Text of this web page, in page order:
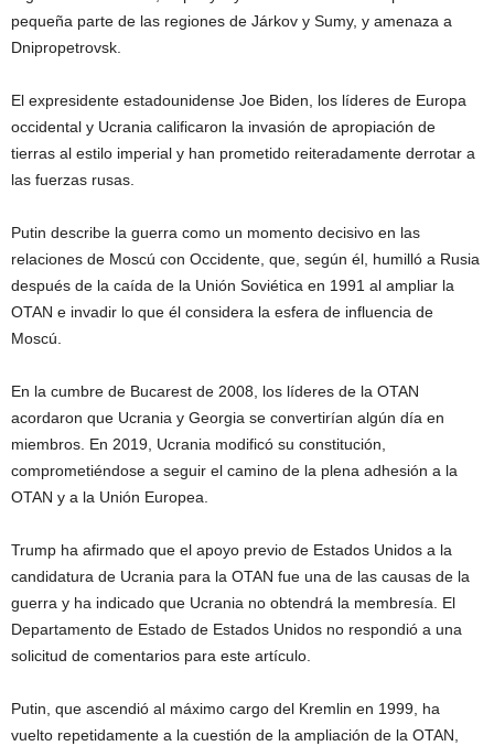
pequeña parte de las regiones de Járkov y Sumy, y amenaza a
Dnipropetrovsk.
El expresidente estadounidense Joe Biden, los líderes de Europa
occidental y Ucrania calificaron la invasión de apropiación de
tierras al estilo imperial y han prometido reiteradamente derrotar a
las fuerzas rusas.
Putin describe la guerra como un momento decisivo en las
relaciones de Moscú con Occidente, que, según él, humilló a Rusia
después de la caída de la Unión Soviética en 1991 al ampliar la
OTAN e invadir lo que él considera la esfera de influencia de
Moscú.
En la cumbre de Bucarest de 2008, los líderes de la OTAN
acordaron que Ucrania y Georgia se convertirían algún día en
miembros. En 2019, Ucrania modificó su constitución,
comprometiéndose a seguir el camino de la plena adhesión a la
OTAN y a la Unión Europea.
Trump ha afirmado que el apoyo previo de Estados Unidos a la
candidatura de Ucrania para la OTAN fue una de las causas de la
guerra y ha indicado que Ucrania no obtendrá la membresía. El
Departamento de Estado de Estados Unidos no respondió a una
solicitud de comentarios para este artículo.
Putin, que ascendió al máximo cargo del Kremlin en 1999, ha
vuelto repetidamente a la cuestión de la ampliación de la OTAN,